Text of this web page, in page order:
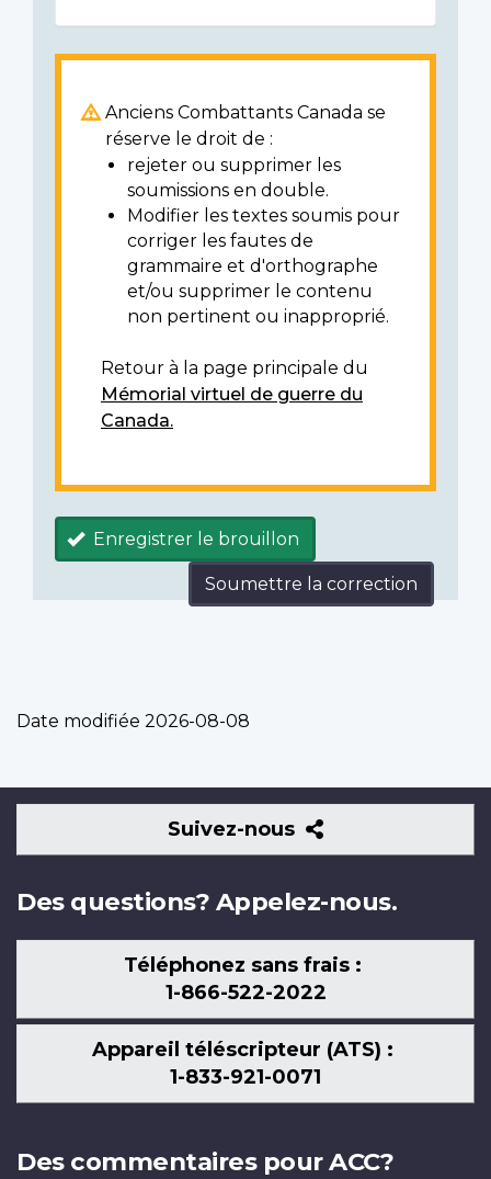
Anciens Combattants Canada se
réserve le droit de :
rejeter ou supprimer les
soumissions en double.
Modifier les textes soumis pour
corriger les fautes de
grammaire et d'orthographe
et/ou supprimer le contenu
non pertinent ou inapproprié.
Retour à la page principale du
Mémorial virtuel de guerre du
Canada.
Enregistrer le brouillon
Soumettre la correction
Date modifiée 2026-08-08
Suivez-nous
Suivez-
nous
Des questions? Appelez-nous.
Téléphonez sans frais :
1-866-522-2022
Appareil téléscripteur (ATS) :
1-833-921-0071
Des commentaires pour ACC?